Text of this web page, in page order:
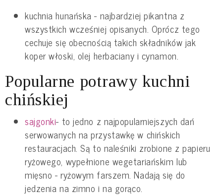
kuchnia hunańska - najbardziej pikantna z
wszystkich wcześniej opisanych. Oprócz tego
cechuje się obecnością takich składników jak
koper włoski, olej herbaciany i cynamon.
Popularne potrawy kuchni
chińskiej
sajgonki- to jedno z najpopularniejszych dań
serwowanych na przystawkę w chińskich
restauracjach. Są to naleśniki zrobione z papieru
ryżowego, wypełnione wegetariańskim lub
mięsno - ryżowym farszem. Nadają się do
jedzenia na zimno i na gorąco.